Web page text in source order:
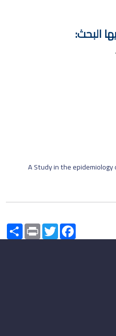
البحث:
A Study in the
Share PrintTwitterFacebook